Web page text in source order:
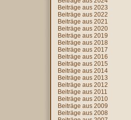
Beiträge aus 2023
Beiträge aus 2022
Beiträge aus 2021
Beiträge aus 2020
Beiträge aus 2019
Beiträge aus 2018
Beiträge aus 2017
Beiträge aus 2016
Beiträge aus 2015
Beiträge aus 2014
Beiträge aus 2013
Beiträge aus 2012
Beiträge aus 2011
Beiträge aus 2010
Beiträge aus 2009
Beiträge aus 2008